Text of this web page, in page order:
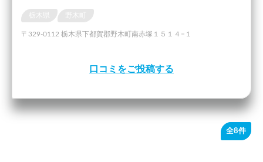
〒329-0112 栃木県下都賀郡野木町南赤塚１５１４−１
口コミをご投稿する
全8件